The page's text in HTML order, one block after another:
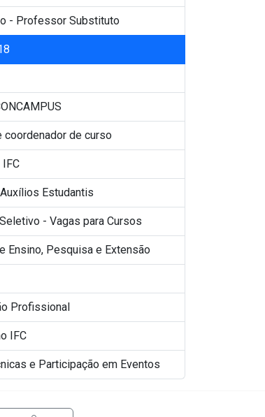
- Professor Substituto
coordenador de curso
IFC
Estudantis
- Vagas para Cursos
Ensino, Pesquisa e Extensão
Profissional
IFC
e Participação em Eventos